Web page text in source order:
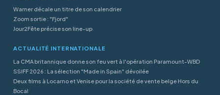
Warner décale un titre de son calendrier
Zoom sortie : "Fjord"
Jour2Fête précise son line-up
ACTUALITÉ INTERNATIONALE
La CMA britannique donne son feu vert à l'opération Paramount-WBD
SSIFF 2026 : La sélection "Made in Spain" dévoilée
Deux films à Locarno et Venise pour la société de vente belge Hors du
Bocal